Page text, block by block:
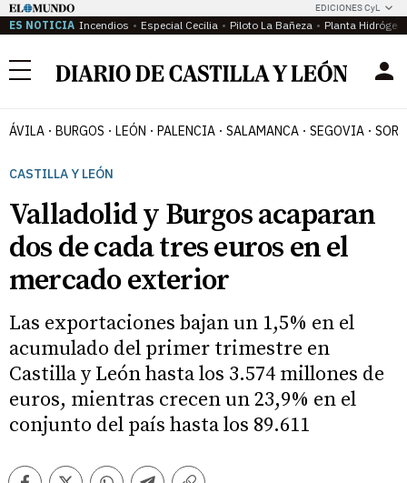
EDICIONES CyL
ES NOTICIA Incendios Especial Cecilia Piloto La Bañeza Planta
Menú
ÁVILA BURGOS LEÓN PALENCIA SALAMANCA SEGOVIA
CASTILLA Y LEÓN
Valladolid y Burgos acaparan
dos de cada tres euros en el
mercado exterior
Las exportaciones bajan un 1,5% en el
acumulado del primer trimestre en
Castilla y León hasta los 3.574 millones de
euros, mientras crecen un 23,9% en el
conjunto del país hasta los 89.611